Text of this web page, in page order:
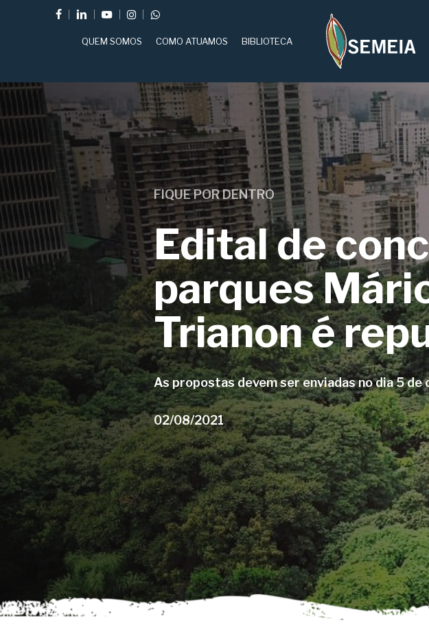
FACEBOOKLINKEDINYOUTUBEINSTAGRAMWHATSAPP
Aperte enter para pesquisar ou ESC para fechar
QUEM SOMOS COMO ATUAMOS BIBLIOTECA
FIQUE POR DENTRO
Edital de
parques
Trianon é
As propostas devem ser enviadas no dia 5 de
02/08/2021